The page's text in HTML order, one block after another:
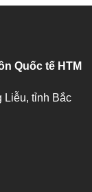
Quốc tế HTM
Liễu, tỉnh Bắc